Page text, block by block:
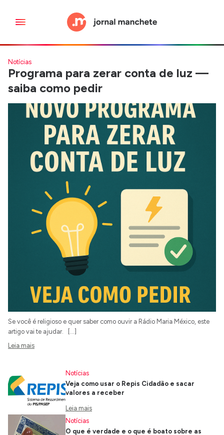
Notícias
Programa para zerar conta de luz —
saiba como pedir
Se você é religioso e quer saber como ouvir a Rádio Maria México, este
artigo vai te ajudar. […]
Leia mais
Notícias
Veja como usar o Repis Cidadão e sacar
valores a receber
Leia mais
Notícias
O que é verdade e o que é boato sobre as